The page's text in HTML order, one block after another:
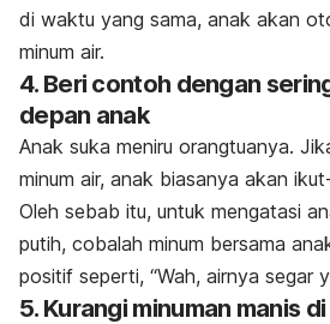
di waktu yang sama, anak akan
minum air.
4. Beri contoh dengan
depan anak
Anak suka meniru orangtuanya.
minum air, anak biasanya akan
Oleh sebab itu, untuk mengatasi
putih, cobalah minum bersama
positif seperti, “Wah, airnya segar
5. Kurangi minuman manis